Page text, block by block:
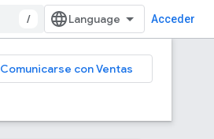
/ Acceder
Comunicarse con Ventas